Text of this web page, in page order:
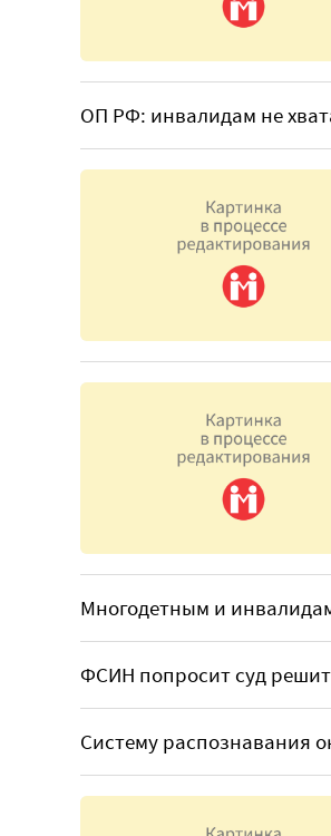
ОП РФ: инвалидам не
Многодетным и
ФСИН попросит суд
Систему распознавания